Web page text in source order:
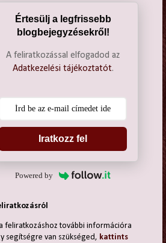
Értesülj a legfrissebb
blogbejegyzésekről!
A feliratkozással elfogadod az
Adatkezelési tájékoztatót.
Iratkozz fel
Powered by
feliratkozáshoz további információra
segítségre van szükséged, kattints